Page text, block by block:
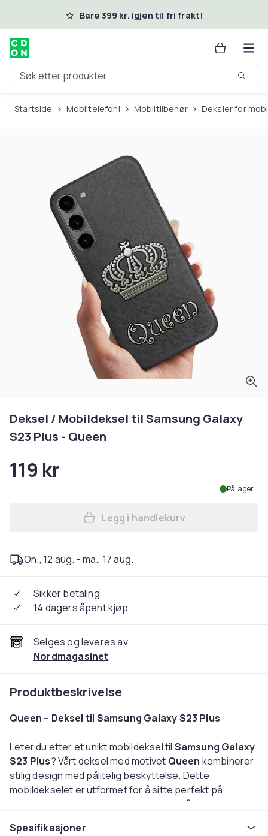
Hopp til hovedinnholdBare 399 kr. igjen til fri frakt!
Søk etter produkter
Startside Mobiltelefoni Mobiltilbehør Deksler for
Deksel / Mobildeksel til Samsung Galaxy
S23 Plus - Queen
119 kr
På lager
Legg Deksel / Mobildeksel
Legg i handlekurv
On., 12 aug. - ma., 17 aug.
Sikker betaling
14 dagers åpent kjøp
Selges og leveres av
Nordmagasinet
Produktbeskrivelse
Queen – Deksel til Samsung Galaxy S23 Plus
Leter du etter et unikt mobildeksel til Samsung Galaxy
S23 Plus? Vårt deksel med motivet Queen kombinerer
stilig design med pålitelig beskyttelse. Dette
mobildekselet er utformet for å sitte perfekt på
telefonen og gi et behagelig grep uten å gjøre mobilen
Spesifikasjoner